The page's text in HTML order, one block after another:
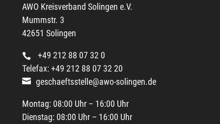
AWO Kreisverband Solingen e.V.
Mummstr. 3
42651 Solingen
+49 212 88 07 32 0
Telefax: +49 212 88 07 32 20
geschaeftsstelle@awo-solingen.de
Montag: 08:00 Uhr – 16:00 Uhr
Dienstag: 08:00 Uhr – 16:00 Uhr